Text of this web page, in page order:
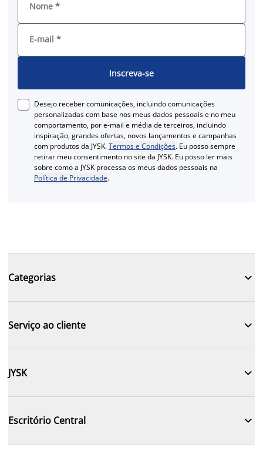
Nome *
E-mail *
Inscreva-se
Desejo receber comunicações, incluindo comunicações
personalizadas com base nos meus dados pessoais e no meu
comportamento, por e-mail e média de terceiros, incluindo
inspiração, grandes ofertas, novos lançamentos e campanhas
com produtos da JYSK.Termos e Condições. Eu posso sempre
retirar meu consentimento no site da JYSK. Eu posso ler mais
sobre como a JYSK processa os meus dados pessoais na
Política de Privacidade.
Categorias 
Serviço ao cliente 
JYSK 
Escritório Central 